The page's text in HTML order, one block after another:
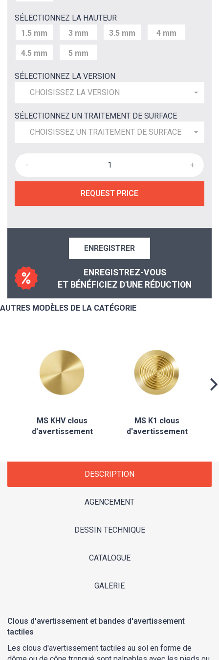
SÉLECTIONNEZ LA HAUTEUR
1.5 mm
3 mm 3.5 mm 4 mm
4.5 mm 5 mm
SÉLECTIONNEZ LA VERSION
CHOISISSEZ LA VERSION
SÉLECTIONNEZ UN TRAITEMENT DE SURFACE
CHOISISSEZ UN TRAITEMENT DE SURFACE
- +
REQUEST PRICE
ENREGISTRER
ENREGISTREZ-VOUS
ET BÉNÉFICIEZ D'UNE RÉDUCTION
AUTRES MODÈLES DE LA CATÉGORIE
MS KHV clous
d'avertissement
MS K1 clous
d'avertissement
DESCRIPTION
AGENCEMENT
DESSIN TECHNIQUE
CATALOGUE
GALERIE
Clous d'avertissement et bandes d'avertissement
tactiles
Les clous d'avertissement tactiles au sol en forme de